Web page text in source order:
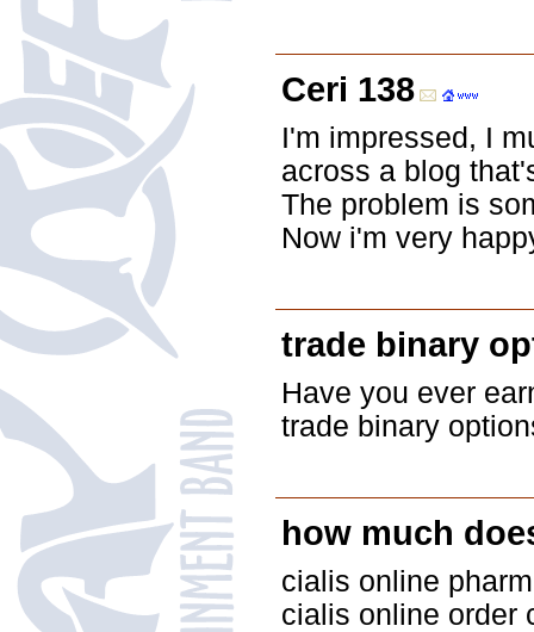
Ceri 138
I'm impressed, I
across a blog
The problem is
Now i'm very
trade binary
Have you ever
trade binary
how much
cialis online
cialis online order